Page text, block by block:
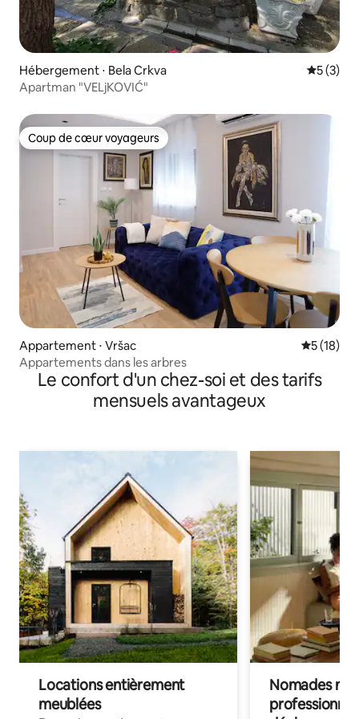
Hébergement ⋅ Bela Crkva
5 (3)
Apartman "VELjKOVIĆ"
Coup de cœur voyageurs
Coup de cœur voyageurs
Appartement ⋅ Vršac
5 (18)
Appartements dans les arbres
Le confort d'un chez-soi et des tarifs
mensuels avantageux
Locations entièrement
meublées
Nomades